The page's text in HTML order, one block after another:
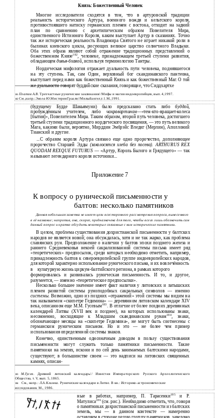
Князь: Божественный Человек
Многие исследователи сходятся в том, что в артуровской традиции
реальность исторического Артура, военного вождя и кельтского короля,
противостоявшего натиску германских племен с востока, отходит на задний
план по сравнению с архетипическим образом Повелителя Мира,
единственного Истинного Короля, каким выступает Артур в сказаниях. Точно
так же историческая реальность Владимира Святого не играет никакой роли в
былинах киевского цикла, рисующих великое царство солнечного Владыки.
Оба этих образа являют собой отражение традиционных представлений о
божественном Князе182, человеке, принадлежащем третьей ступени развития,
обладающемдивья-бхавой, используя терминологию Тантры.
Нордическая мифология отражает дуальность пути человека, поднявшегося
на эту ступень. Так, сам Один, верховный бог скандинавского пантеона,
выступает перед нами как божественный Князь и как божественный Маг. О той
же дуальности говорят буддийские сказания, говорящие, что Сиддхартхе
181 Платов А.В.Трехчастные рунические заклинания//Мифы и магия индоевропейцев, вып. 4,1997.
182 См.,напр.:Эвола Ю.МистерияГрааля//Милыйангел,т.1.М.,1991.
(будущему Будде Шакьямуни) было предсказано стать либобуддой,
пробуждённым учителем, либо чакравартином—«тем-кто-вращает-колеса
[бытия]», Повелителем Мира. Таким образом, второй путь человека, достигшего
третьей ступени традиционного нордического посвящения, — это путь великого
Мага, какими были, вероятно, Мирддин Эмбрэйс Вледиг (Мерлин), Аполлоний
Тианский и другие.
...С образом короля Артура связано еще одно пророчество, дополняющее
пророчество Старшей Эдды (заколосятся хлеба без посева). ARTHURUS REX
QUODAM REXQUE FUTURUS — «Артур, Король Былого и Грядущего» — так
называют легендарного короля источники...
Приложение 7
К вопросу о рунической письменности у
балтов: несколько памятников
Данная небольшая заметка не имеет цели всестороннего рассмотрения вопроса, вынесенного
в её название; напротив, она, скорее, предназначена для того, чтобы всего лишь обозначить сам
данный вопрос и кратко обсудить некоторые связанные с ним исторические памятники.
В целом, проблема существования дохристианской письменности у балтских
народов не является новой; она обсуждалась, хотя и не так жарко, как проблема
славянских рун. Предположение о наличии у балтов эпохи позднего железа и
раннего Средневековья некоей сакрализованной системы письма имеет ряд
«теоретических» предпосылок, среди которых необходимо отметить, например,
принадлежность балтов к североевропейской группе индоевропейских народов,
для которой характерно использование рунического письма, и их вовлечённость
в
культурную жизньциркум-балтийского региона, в рамках которого
формировалась и развивалась руническая письменность. И то, и другое,
разумеется, — именно «теоретические предпосылки».
Несколько большее значение имеет факт наличия у литовских и латышских
племен развитой системы руноподобных сакральных символов — именно
системы.Возможно, одно из поздних «отражений» этой системы мы видим на
так называемом «скипетре Гедимина» — деревянном литовском календаре XIV
века, описанном еще М.М. Гусевым183. В отличие от более поздних деревянных
календарей Литвы (XVII век и позднее), на которых использованы знаки,
несомненно, восходящие к Младшим скандинавским рунам184, знаки,
обозначающие месяцы на «скипетре Гедимина», не могут быть соотнесены с
германским руническим письмом. Но и это — не более чем пример
использования определенной системы знаков.
Конечно, единственным однозначным доводом в пользу существования
письменности могут служить только памятники письменности. Такие
памятники на землях, искони и по сей день занимаемых балтскими народами,
существуют; в большинстве своем — это надписи на литовских священных
камнях, описан-
183 М.Гусев. Древний литовский календарь// Известия Императорского Русского Археологического
Общества, т. V, вып. 5, 1865.
184 См., напр.:Л.А.Климка. Рунические календари в Литве. В кн.: Историко-астрономические
исследования. М., 1986.
ные в работах, например, П. Тарасенки185и Р.
Матулиса186 (см. рис.). Необходимо отметить, что, говоря
о памятниках дохристианской письменности из балтских
земель, мы — в данном контексте — намеренно
оставляем в стороне целую группу памятников, заведомо